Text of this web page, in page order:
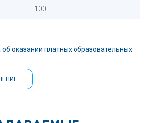
100 - -
оказании платных образовательных